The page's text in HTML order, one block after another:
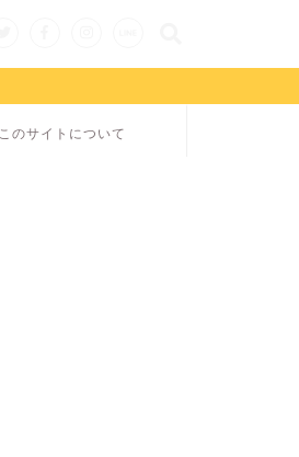
このサイトについて